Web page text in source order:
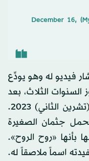
December 16,
فيديو له وهو يودِّع
السنوات الثلاث، بعد
مقتلها في الحرب خلال نوفمبر (تشرين الثاني) 2023.
جثمان الصغيرة
بأنها «روح الروح».
اسماً ملاصقاً له.